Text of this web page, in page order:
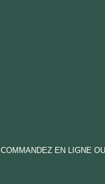
COMMANDEZ EN LIGNE